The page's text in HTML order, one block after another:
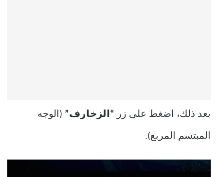
بعد ذلك، اضغط على زر “الزخارف” (الوجه
المبتسم المربع).